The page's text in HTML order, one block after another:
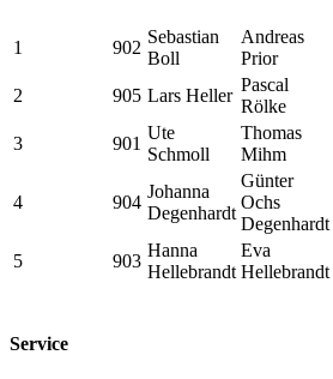
1 902
Sebastian
Boll
Andreas
Prior
2
905 Lars Heller
Pascal
Rölke
3
901
Ute
Schmoll
Thomas
Mihm
4 904
Johanna
Degenhardt
Günter
Ochs
Degenhardt
5 903
Hanna
Hellebrandt
Eva
Hellebrandt
Service